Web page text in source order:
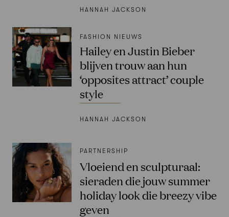
HANNAH JACKSON
FASHION NIEUWS
Hailey en Justin Bieber
blijven trouw aan hun
‘opposites attract’ couple
style
HANNAH JACKSON
PARTNERSHIP
Vloeiend en sculpturaal:
sieraden die jouw summer
holiday look die breezy vibe
geven